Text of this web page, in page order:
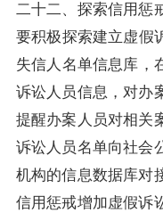
二十二、探索信用惩
要积极探索建立虚假
失信人名单信息库，
诉讼人员信息，对办
提醒办案人员对相关
诉讼人员名单向社会
机构的信息数据库对
信用惩戒增加虚假诉